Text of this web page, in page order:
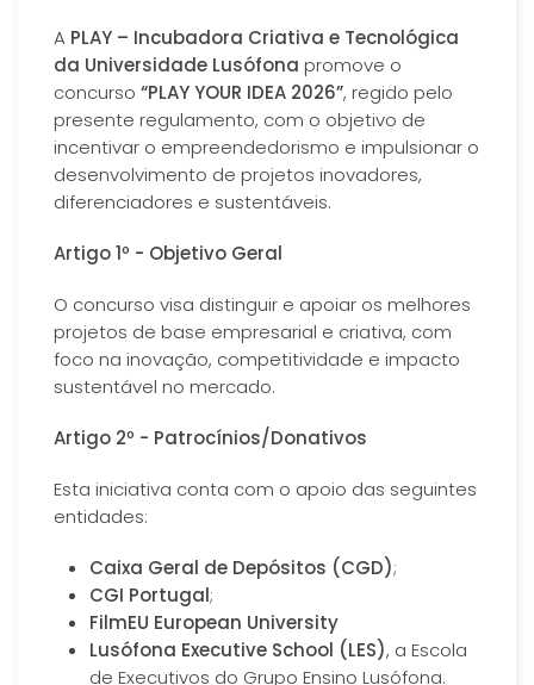
A PLAY – Incubadora Criativa e Tecnológica
da Universidade Lusófona promove o
concurso “PLAY YOUR IDEA 2026”, regido pelo
presente regulamento, com o objetivo de
incentivar o empreendedorismo e impulsionar o
desenvolvimento de projetos inovadores,
diferenciadores e sustentáveis.
Artigo 1º - Objetivo Geral
O concurso visa distinguir e apoiar os melhores
projetos de base empresarial e criativa, com
foco na inovação, competitividade e impacto
sustentável no mercado.
Artigo 2º - Patrocínios/Donativos
Esta iniciativa conta com o apoio das seguintes
entidades:
Caixa Geral de Depósitos (CGD);
CGI Portugal;
FilmEU European University
Lusófona Executive School (LES), a Escola
de Executivos do Grupo Ensino Lusófona.